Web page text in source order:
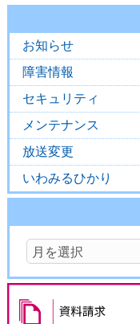
お知らせ
障害情報
セキュリティ
メンテナンス
放送変更
いわみるひかり